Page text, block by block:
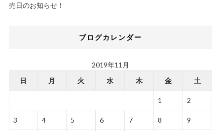
売日のお知らせ！
ブログカレンダー
2019年11月
日
月 火 水 木 金 土
1 2
3 4 5 6 7 8 9